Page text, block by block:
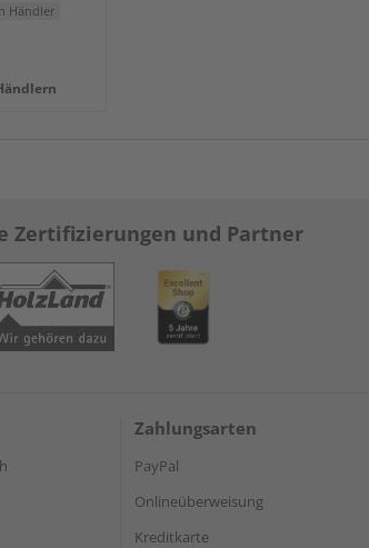
Händler
Zertifizierungen und Partner
Zahlungsarten
PayPal
Onlineüberweisung
Kreditkarte